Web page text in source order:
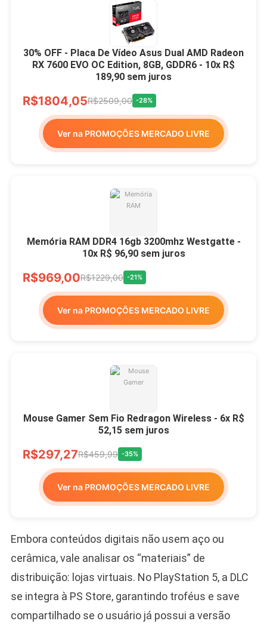
30% OFF - Placa De Vídeo Asus Dual AMD Radeon
RX 7600 EVO OC Edition, 8GB, GDDR6 - 10x R$
189,90 sem juros
R$1804,05R$2509,00 -28%
Ver na PROMOÇÕES MERCADO LIVRE
Memória RAM DDR4 16gb 3200mhz Westgatte -
10x R$ 96,90 sem juros
R$969,00R$1229,00 -21%
Ver na PROMOÇÕES MERCADO LIVRE
Mouse Gamer Sem Fio Redragon Wireless - 6x R$
52,15 sem juros
R$297,27R$459,99 -35%
Ver na PROMOÇÕES MERCADO LIVRE
Embora conteúdos digitais não usem aço ou
cerâmica, vale analisar os “materiais” de
distribuição: lojas virtuais. No PlayStation 5, a DLC
se integra à PS Store, garantindo troféus e save
compartilhado se o usuário já possui a versão